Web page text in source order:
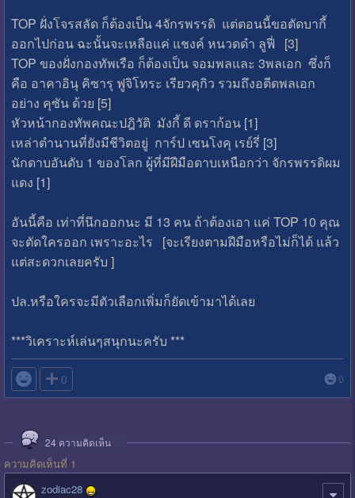
TOP ฝั่งโจรสลัด ก็ต้องเป็น 4จักรพรรดิ แต่ตอนนี้ขอตัดบากี้
ออกไปก่อน ฉะนั้นจะเหลือแค่ แชงค์ หนวดดำ ลูฟี่ [3]
TOP ของฝั่งกองทัพเรือ ก็ต้องเป็น จอมพลและ 3พลเอก ซึ่งก็
คือ อาคาอินุ คิซารุ ฟูจิโทระ เรียวคุกิว รวมถึงอตีดพลเอก
อย่าง คุซัน ด้วย [5]
หัวหน้ากองทัพคณะปฎิวัติ มังกี้ ดี ดราก้อน [1]
เหล่าตำนานที่ยังมีชีวิตอยู่ การ์ป เซนโงคุ เรย์รี่ [3]
นักดาบอันดับ 1 ของโลก ผู้ที่มีฝีมือดาบเหนือกว่า จักรพรรดิผม
แดง [1]
อันนี้คือ เท่าที่นึกออกนะ มี 13 คน ถ้าต้องเอา แค่ TOP 10 คุณ
จะตัดใครออก เพราะอะไร [จะเรียงตามฝีมือหรือไม่ก็ได้ แล้ว
แต่สะดวกเลยครับ ]
ปล.หรือใครจะมีตัวเลือกเพิ่มก็ยัดเข้ามาได้เลย
***วิเคราะห์เล่นๆสนุกนะครับ ***
 0 0
24 ความคิดเห็น
ความคิดเห็นที่ 1
zodiac28